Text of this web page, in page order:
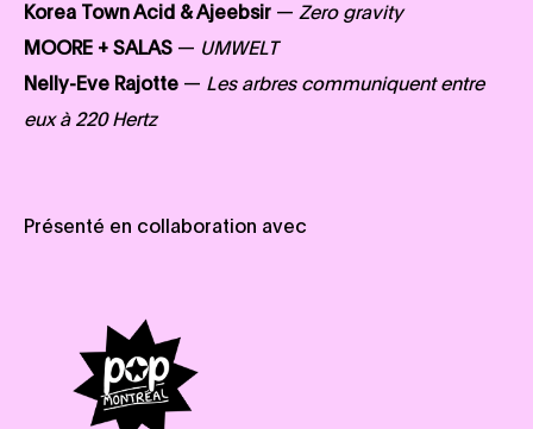
Korea Town Acid & Ajeebsir — Zero gravity
MOORE + SALAS — UMWELT
Nelly-Eve Rajotte — Les arbres communiquent entre
eux à 220 Hertz
Présenté en collaboration avec